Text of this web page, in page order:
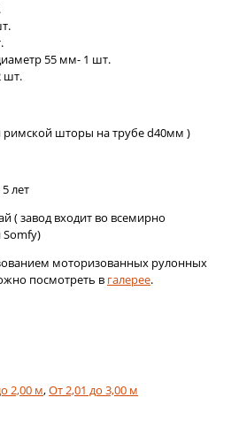
55 мм- 1 шт.
шт.
римской шторы на трубе d40мм )
5 лет
( завод входит во всемирно
Somfy)
моторизованных рулонных
посмотреть в галерее.
2,00 м,От 2,01 до 3,00 м